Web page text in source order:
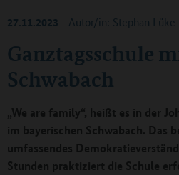
Ganztagsschule
Schwabach
27.11.2023 Autor/in: Stephan Lüke
„We are family“, heißt es in der
im bayerischen Schwabach. Das
umfassendes
Stunden praktiziert die Schule